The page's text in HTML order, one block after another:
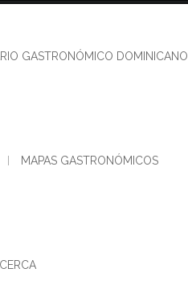
GASTRONÓMICO DOMINICANO
MAPAS GASTRONÓMICOS